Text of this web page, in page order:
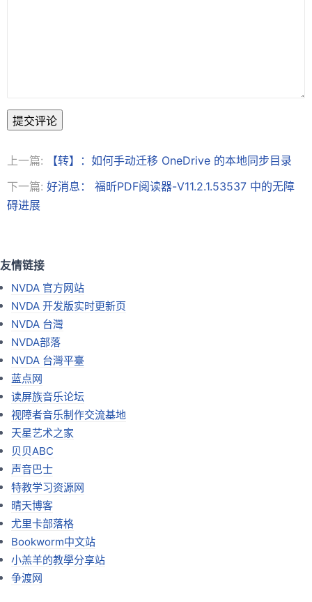
提交评论
上一篇:
【转】：如何手动迁移 OneDrive 的本地同步目录
下一篇: 好消息： 福昕PDF阅读器-V11.2.1.53537 中的无障
碍进展
友情链接
NVDA 官方网站
NVDA 开发版实时更新页
NVDA 台灣
NVDA部落
NVDA 台灣平臺
蓝点网
读屏族音乐论坛
视障者音乐制作交流基地
天星艺术之家
贝贝ABC
声音巴士
特教学习资源网
晴天博客
尤里卡部落格
Bookworm中文站
小羔羊的教學分享站
争渡网